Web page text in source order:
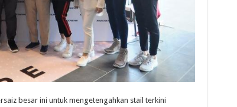
besar ini untuk mengetengahkan stail terkini